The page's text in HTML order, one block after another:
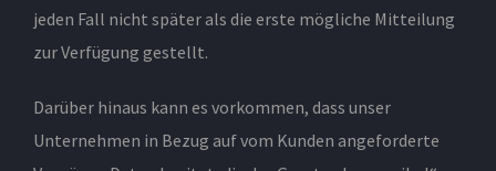
jeden Fall nicht später als die erste mögliche Mitteilung
zur Verfügung gestellt.
Darüber hinaus kann es vorkommen, dass unser
Unternehmen in Bezug auf vom Kunden angeforderte